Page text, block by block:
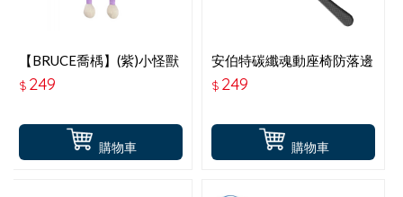
購物車
【BRUCE喬楀】(紫)小怪獸
面紙套
$ 249
購物車
安伯特碳纖魂動座椅防落邊
條 ABT-A190
$ 249